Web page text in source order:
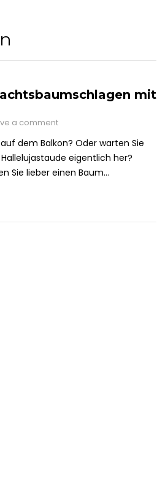
mit
a comment
dem Balkon? Oder warten Sie
eigentlich her?
Sie lieber einen Baum...